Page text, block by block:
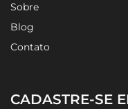
Sobre
Blog
Contato
CADASTRE-SE